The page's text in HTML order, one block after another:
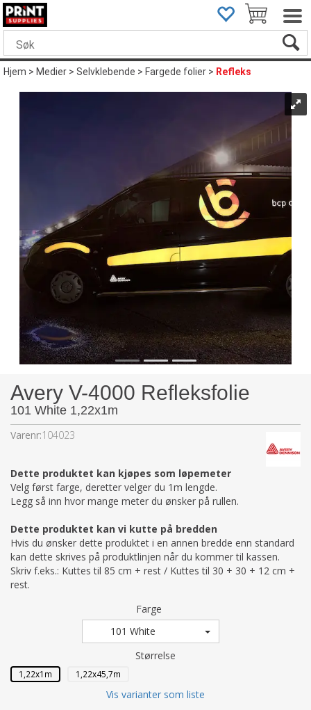
Hjem>Medier>Selvklebende>Fargede folier> Refleks
Avery V-4000 Refleksfolie
101 White 1,22x1m
Varenr:104023
Dette produktet kan kjøpes som løpemeter
Velg først farge, deretter velger du 1m lengde.
Legg så inn hvor mange meter du ønsker på rullen.
Dette produktet kan vi kutte på bredden
Hvis du ønsker dette produktet i en annen bredde enn standard
kan dette skrives på produktlinjen når du kommer til kassen.
Skriv f.eks.: Kuttes til 85 cm + rest / Kuttes til 30 + 30 + 12 cm +
rest.
Farge
101 White
Størrelse
1,22x1m 1,22x45,7m
Vis varianter som liste